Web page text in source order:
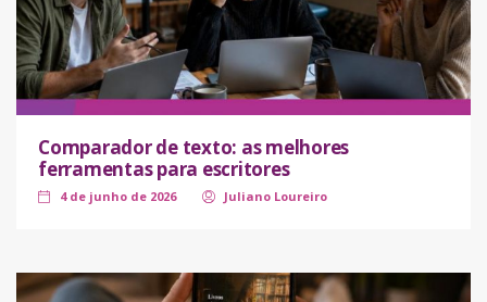
Comparador de texto: as melhores
ferramentas para escritores
4 de junho de 2026 Juliano Loureiro